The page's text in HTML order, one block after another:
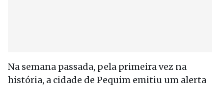
Na semana passada, pela primeira vez na
história, a cidade de Pequim emitiu um alerta